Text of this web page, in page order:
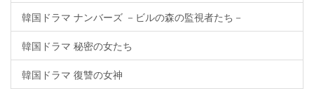
韓国ドラマ ナンバーズ －ビルの森の監視者たち－
韓国ドラマ 秘密の女たち
韓国ドラマ 復讐の女神